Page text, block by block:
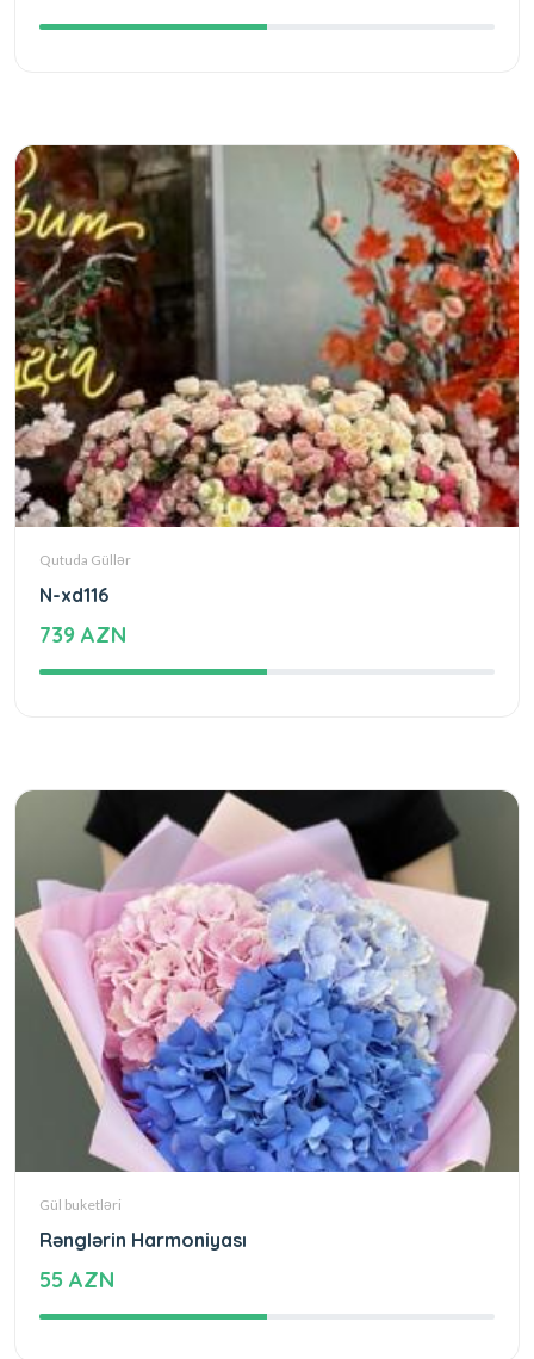
Qutuda Güllər
N-xd116
739 AZN
Gül buketləri
Rənglərin Harmoniyası
55 AZN